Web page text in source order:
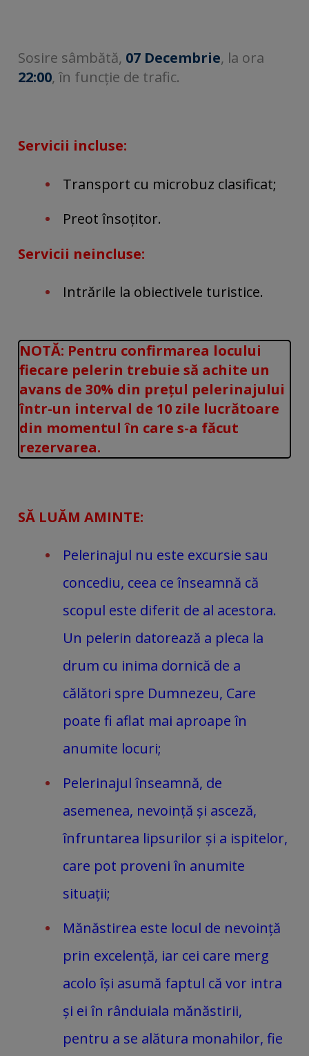
Sosire sâmbătă, 07 Decembrie, la ora
22:00, în funcție de trafic.
Servicii incluse:
Transport cu microbuz clasificat;
Preot însoțitor.
Servicii neincluse:
Intrările la obiectivele turistice.
NOTĂ: Pentru confirmarea locului
fiecare pelerin trebuie să achite un
avans de 30% din prețul pelerinajului
într-un interval de 10 zile lucrătoare
din momentul în care s-a făcut
rezervarea.
SĂ LUĂM AMINTE:
Pelerinajul nu este excursie sau
concediu, ceea ce înseamnă că
scopul este diferit de al acestora.
Un pelerin datorează a pleca la
drum cu inima dornică de a
călători spre Dumnezeu, Care
poate fi aflat mai aproape în
anumite locuri;
Pelerinajul înseamnă, de
asemenea, nevoință și asceză,
înfruntarea lipsurilor și a ispitelor,
care pot proveni în anumite
situații;
Mănăstirea este locul de nevoință
prin excelență, iar cei care merg
acolo își asumă faptul că vor intra
și ei în rânduiala mănăstirii,
pentru a se alătura monahilor, fie